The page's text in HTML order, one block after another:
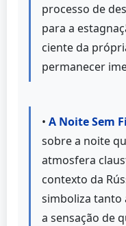
processo de
para a
ciente da
permanecer
• A Noite Sem
sobre a noite
atmosfera
contexto da
simboliza tanto
a sensação de